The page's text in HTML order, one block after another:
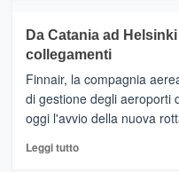
tappe
dell’enoturismo
sull’Etna
RANDAZZO
–
Ci
siamo
quasi….
pronti
per
Da Catania ad
collegamenti
Finnair, la compagnia
di gestione degli aeroporti
oggi l'avvio della nuova
Leggi tuttoLeggi